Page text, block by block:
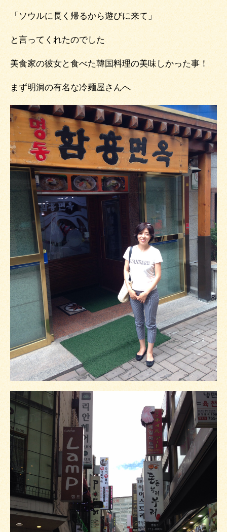
「ソウルに長く帰るから遊びに来て」
と言ってくれたのでした
美食家の彼女と食べた韓国料理の美味しかった事！
まず明洞の有名な冷麺屋さんへ